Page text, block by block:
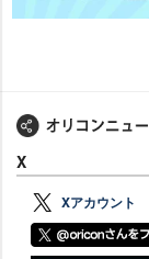
X
Xアカウント